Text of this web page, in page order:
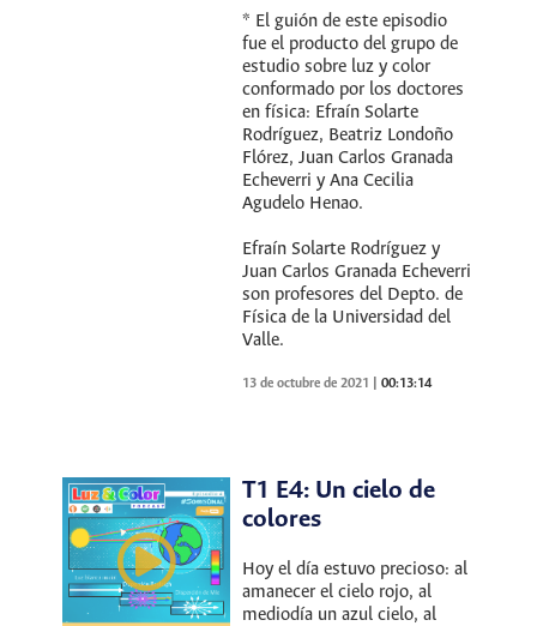
* El guión de este episodio
fue el producto del grupo de
estudio sobre luz y color
conformado por los doctores
en física: Efraín Solarte
Rodríguez, Beatriz Londoño
Flórez, Juan Carlos Granada
Echeverri y Ana Cecilia
Agudelo Henao.
Efraín Solarte Rodríguez y
Juan Carlos Granada Echeverri
son profesores del Depto. de
Física de la Universidad del
Valle.
13 de octubre de 2021 |00:13:14
T1 E4: Un cielo de
colores
Hoy el día estuvo precioso: al
amanecer el cielo rojo, al
mediodía un azul cielo, al